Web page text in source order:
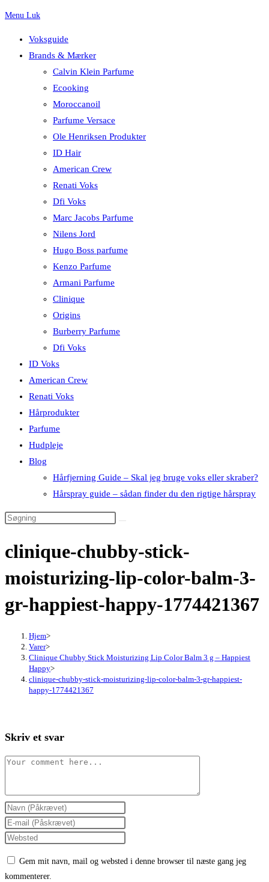
Menu Luk
Voksguide
Brands & Mærker
Calvin Klein Parfume
Ecooking
Moroccanoil
Parfume Versace
Ole Henriksen Produkter
ID Hair
American Crew
Renati Voks
Dfi Voks
Marc Jacobs Parfume
Nilens Jord
Hugo Boss parfume
Kenzo Parfume
Armani Parfume
Clinique
Origins
Burberry Parfume
Dfi Voks
ID Voks
American Crew
Renati Voks
Hårprodukter
Parfume
Hudpleje
Blog
Hårfjerning Guide – Skal jeg bruge voks eller skraber?
Hårspray guide – sådan finder du den rigtige hårspray
clinique-chubby-stick-
moisturizing-lip-color-balm-3-
gr-happiest-happy-1774421367
Hjem>
Varer>
Clinique Chubby Stick Moisturizing Lip Color Balm 3 g – Happiest
Happy>
clinique-chubby-stick-moisturizing-lip-color-balm-3-gr-happiest-
happy-1774421367
Skriv et svar
Comment
Enter
your
name
Enter
your
Enter
Gem mit navn, mail og websted i denne browser til næste gang jeg
kommenterer.